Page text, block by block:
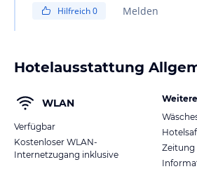
Hilfreich0 Melden
Hotelausstattung
WLAN
Verfügbar
Kostenloser WLAN-
Internetzugang inklusive
Zeitung